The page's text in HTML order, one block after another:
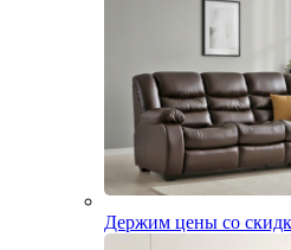
Держим цены со